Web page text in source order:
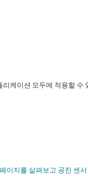
케이션 모두에 적용할
이지를 살펴보고 공진 센